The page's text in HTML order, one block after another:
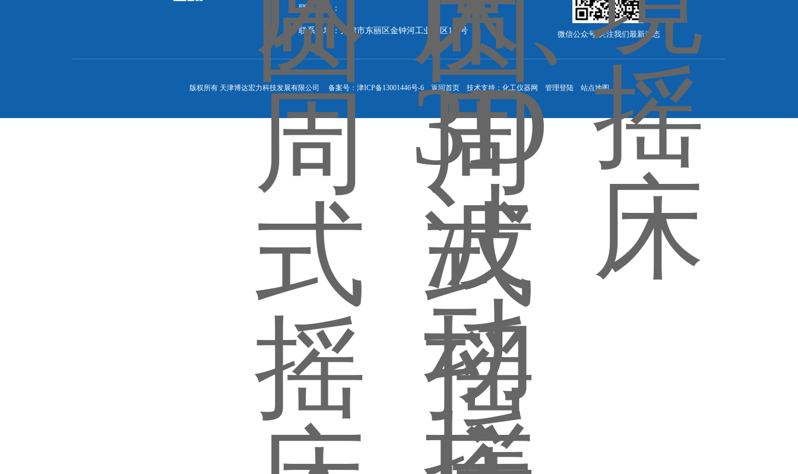
联系传真：
联系地址：天津市东丽区金钟河工业园区1-8号 微信公众号-关注我们最新动态
版权所有 天津博达宏力科技发展有限公司 备案号： 津ICP备13001446号-6 返回首页技术支持： 化工仪器网 管理登陆 站点地图